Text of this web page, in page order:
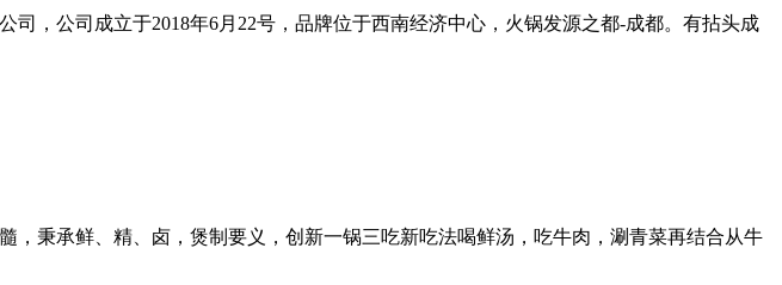
，公司成立于2018年6月22号，品牌位于西南经济中心，火锅发源之都-成都。有拈头成
秉承鲜、精、卤，煲制要义，创新一锅三吃新吃法喝鲜汤，吃牛肉，涮青菜再结合从牛